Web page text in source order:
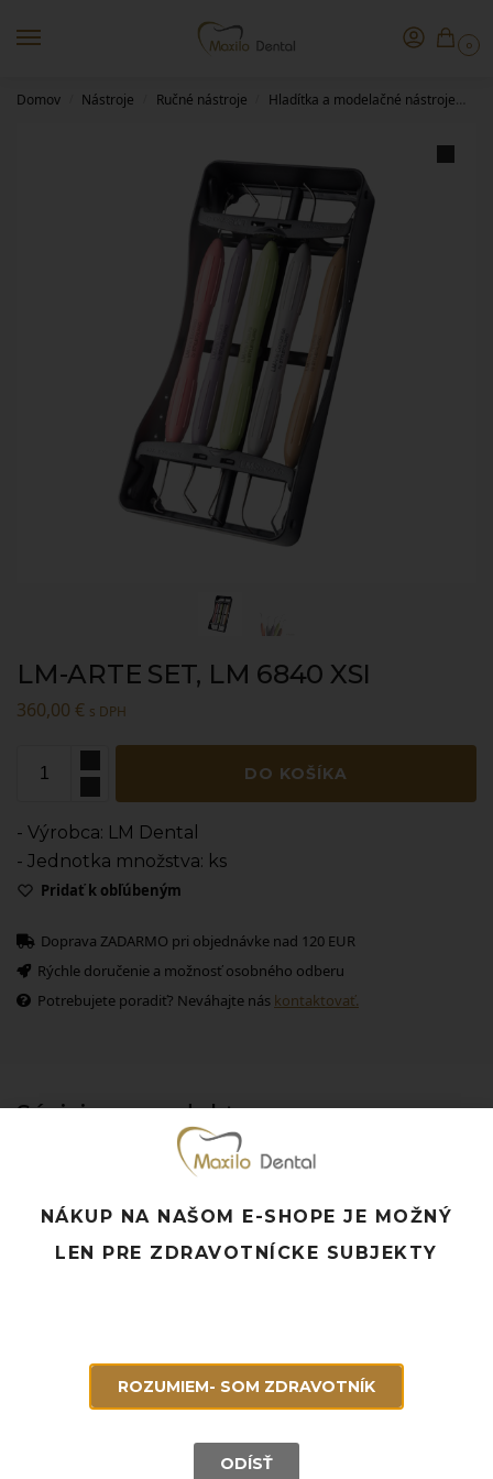
0
Domov Nástroje Ručné nástroje Hladítka a modelačné nástroje
LM-ARTE SET, LM 6840 XSI
360,00 € s DPH
DO KOŠÍKA
- Výrobca: LM Dental
- Jednotka množstva: ks
Pridať k obľúbeným
Doprava ZADARMO pri objednávke nad 120 EUR
Rýchle doručenie a možnosť osobného odberu
Potrebujete poradiť? Neváhajte nás kontaktovať.
Súvisiace produkty
NÁKUP NA NAŠOM E-SHOPE JE MOŽNÝ
LEN PRE ZDRAVOTNÍCKE SUBJEKTY
ROZUMIEM- SOM ZDRAVOTNÍK
ODÍSŤ